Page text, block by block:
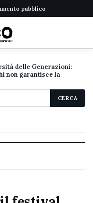
pubblico
delle Generazioni:
non garantisce la
CERCA